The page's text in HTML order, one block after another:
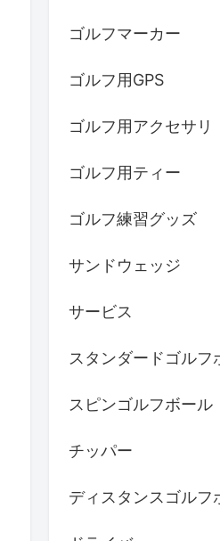
ゴルフマーカー
ゴルフ用GPS
ゴルフ用アクセサリ
ゴルフ用ティー
ゴルフ練習グッズ
サンドウェッジ
サービス
スタンダードゴルフ
スピンゴルフボール
チッパー
ディスタンスゴルフ